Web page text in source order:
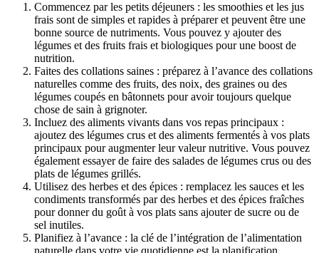
Commencez par les petits déjeuners : les smoothies et les jus
frais sont de simples et rapides à préparer et peuvent être une
bonne source de nutriments. Vous pouvez y ajouter des
légumes et des fruits frais et biologiques pour une boost de
nutrition.
Faites des collations saines : préparez à l’avance des collations
naturelles comme des fruits, des noix, des graines ou des
légumes coupés en bâtonnets pour avoir toujours quelque
chose de sain à grignoter.
Incluez des aliments vivants dans vos repas principaux :
ajoutez des légumes crus et des aliments fermentés à vos plats
principaux pour augmenter leur valeur nutritive. Vous pouvez
également essayer de faire des salades de légumes crus ou des
plats de légumes grillés.
Utilisez des herbes et des épices : remplacez les sauces et les
condiments transformés par des herbes et des épices fraîches
pour donner du goût à vos plats sans ajouter de sucre ou de
sel inutiles.
Planifiez à l’avance : la clé de l’intégration de l’alimentation